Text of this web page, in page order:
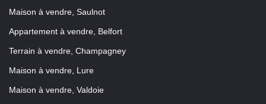
Maison à vendre, Saulnot
Appartement à vendre, Belfort
Terrain à vendre, Champagney
Maison à vendre, Lure
Maison à vendre, Valdoie